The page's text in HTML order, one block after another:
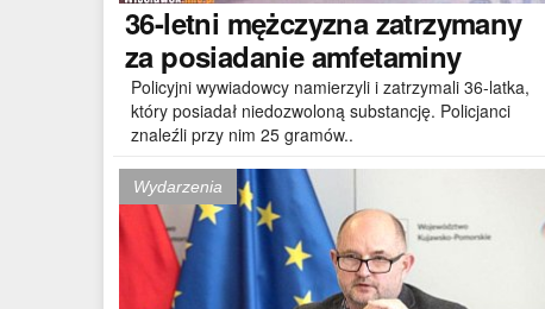
36-letni mężczyzna zatrzymany
za posiadanie amfetaminy
Policyjni wywiadowcy namierzyli i zatrzymali 36-latka,
który posiadał niedozwoloną substancję. Policjanci
znaleźli przy nim 25 gramów..
Wydarzenia